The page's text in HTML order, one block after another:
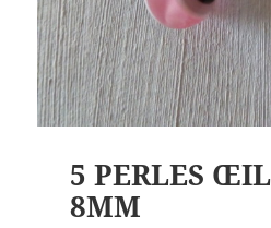
5 PERLES
8MM